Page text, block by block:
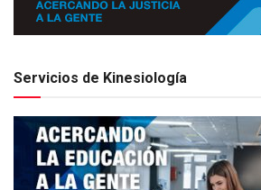
Servicios de Kinesiología